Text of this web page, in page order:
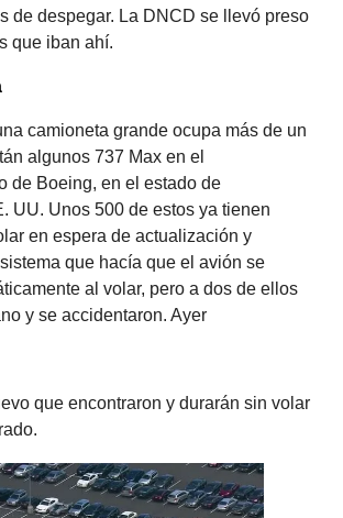
de despegar. La DNCD se llevó preso
que iban ahí.
camioneta grande ocupa más de un
algunos 737 Max en el
de Boeing, en el estado de
UU. Unos 500 de estos ya tienen
en espera de actualización y
que hacía que el avión se
al volar, pero a dos de ellos
y se accidentaron. Ayer
que encontraron y durarán sin volar